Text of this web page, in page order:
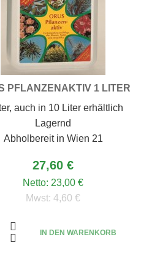
PFLANZENAKTIV 1 LITER
auch in 10 Liter erhältlich
Lagernd
Abholbereit in Wien 21
27,60 €
Netto: 23,00 €
Mwst:4,60 €
IN DEN WARENKORB